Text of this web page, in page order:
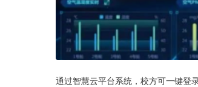
通过智慧云平台系统，校方可一键登